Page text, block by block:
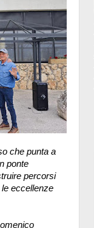
che punta a
ponte
percorsi
eccellenze